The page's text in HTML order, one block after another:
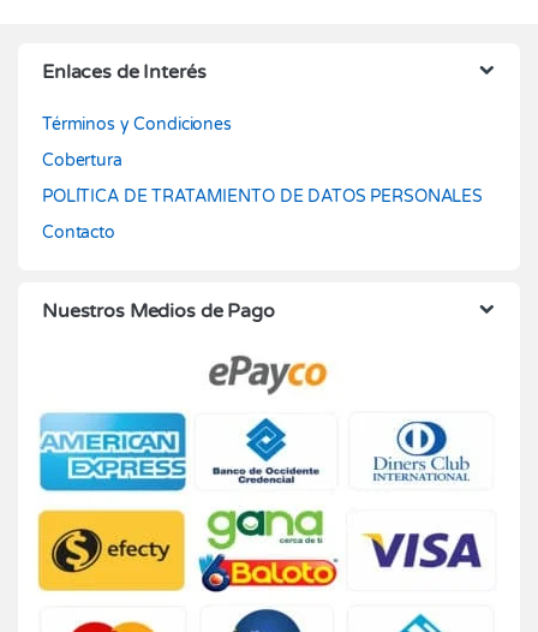
Enlaces de Interés
Términos y Condiciones
Cobertura
POLÍTICA DE TRATAMIENTO DE DATOS PERSONALES
Contacto
Nuestros Medios de Pago